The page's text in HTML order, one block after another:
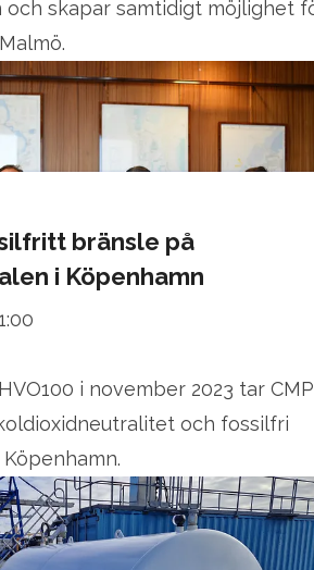
skapar samtidigt möjlighet
bränsle på
i Köpenhamn
i november 2023 tar CMP
och fossilfri